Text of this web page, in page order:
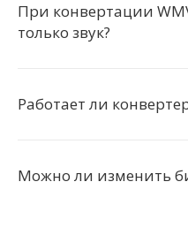
При конвертации
только звук?
Работает ли
Можно ли изменить